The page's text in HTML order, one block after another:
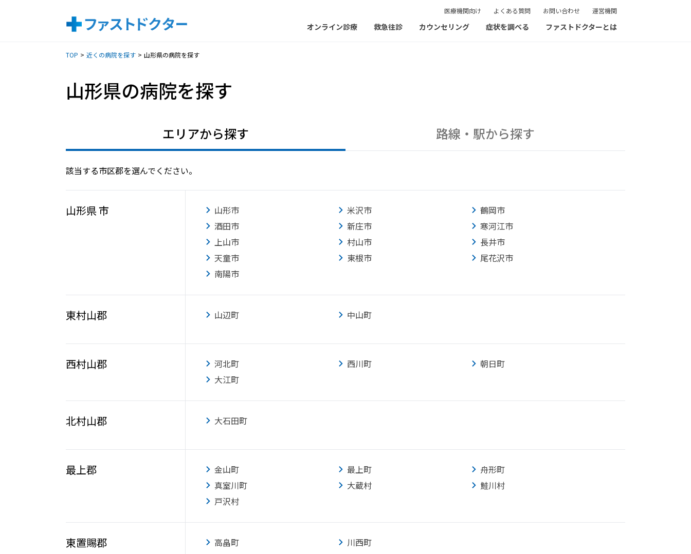
医療機関向け よくある質問 お問い合わせ 運営機関
オンライン診療 救急往診 カウンセリング 症状を調べる ファストドクターとは
TOP 近くの病院を探す 山形県の病院を探す
山形県の病院を探す
エリアから探す 路線・駅から探す
該当する市区郡を選んでください。
山形県 市 山形市 米沢市
鶴岡市
酒田市
新庄市
寒河江市
上山市
村山市
長井市
天童市
東根市
尾花沢市
南陽市
東村山郡 山辺町 中山町
西村山郡 河北町 西川町
朝日町
大江町
北村山郡 大石田町
最上郡 金山町 最上町
舟形町
真室川町
大蔵村
鮭川村
戸沢村
東置賜郡 高畠町 川西町